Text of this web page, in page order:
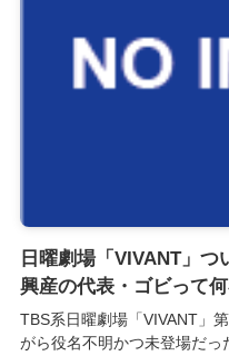
日曜劇場「VIVANT」
興産の代表・ゴビって何
TBS系日曜劇場「VIVANT」
がら役名不明かつ未登場だ